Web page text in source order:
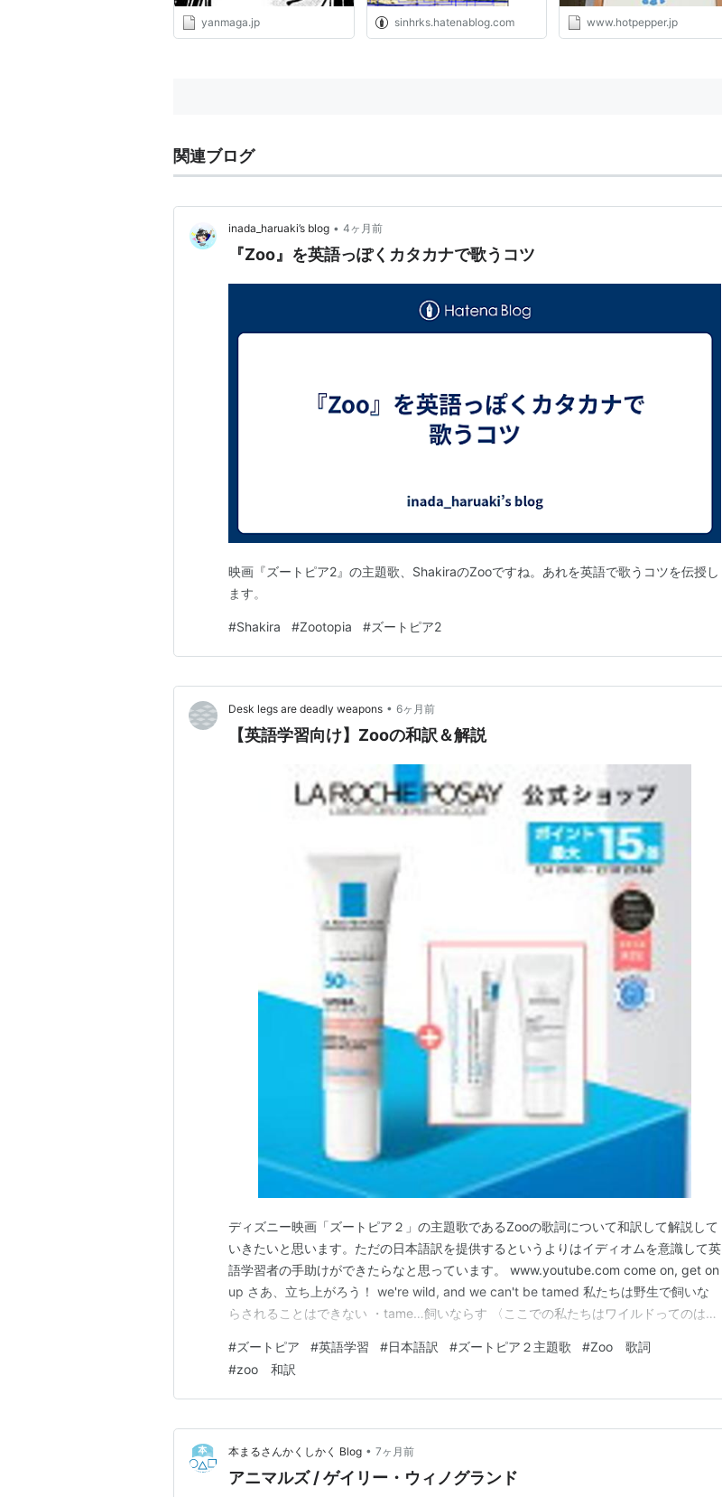
yanmaga.jp sinhrks.hatenablog.com www.hotpepper.jp
関連ブログ
inada_haruaki’s blog • 4ヶ月前
『Zoo』を英語っぽくカタカナで歌うコツ
映画『ズートピア2』の主題歌、ShakiraのZooですね。あれを英語で歌うコツを伝授し
ます。
#Shakira #Zootopia #ズートピア2
Desk legs are deadly weapons • 6ヶ月前
【英語学習向け】Zooの和訳＆解説
ディズニー映画「ズートピア２」の主題歌であるZooの歌詞について和訳して解説して
いきたいと思います。ただの日本語訳を提供するというよりはイディオムを意識して英
語学習者の手助けができたらなと思っています。 www.youtube.com come on, get on
up さあ、立ち上がろう！ we're wild, and we can't be tamed 私たちは野生で飼いな
らされることはできない ・tame…飼いならす 〈ここでの私たちはワイルドってのはニ
zoo, oo…
#ズートピア #英語学習 #日本語訳 #ズートピア２主題歌 #Zoo 歌詞
#zoo 和訳
本まるさんかくしかく Blog • 7ヶ月前
アニマルズ / ゲイリー・ウィノグランド